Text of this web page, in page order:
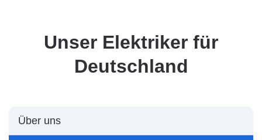
Unser Elektriker für
Deutschland
Über uns